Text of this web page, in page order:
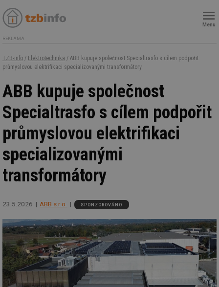
Menu
REKLAMA
TZB-info / Elektrotechnika / ABB kupuje společnost Specialtrasfo s cílem podpořit
průmyslovou elektrifikaci specializovanými transformátory
ABB kupuje společnost
Specialtrasfo s cílem podpořit
průmyslovou elektrifikaci
specializovanými
transformátory
23.5.2026 ABB s.r.o. SPONZOROVÁNO